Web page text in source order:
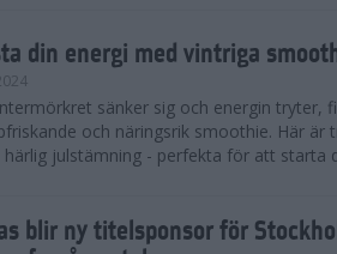
din energi med vintriga
sänker sig och energin tryter,
och näringsrik smoothie. Här är
härlig julstämning - perfekta för att starta
blir ny titelsponsor för